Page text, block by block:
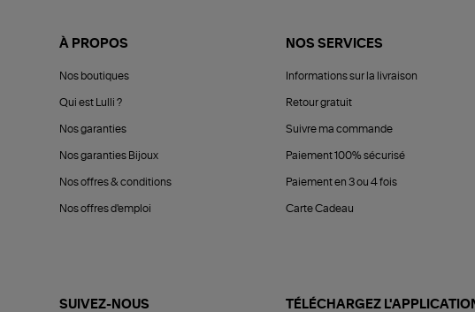
À PROPOS
Nos boutiques
Qui est Lulli ?
Nos garanties
Nos garanties Bijoux
Nos offres & conditions
Nos offres d'emploi
NOS SERVICES
Informations sur la livraison
Retour gratuit
Suivre ma commande
Paiement 100% sécurisé
Paiement en 3 ou 4 fois
Carte Cadeau
SUIVEZ-NOUS TÉLÉCHARGEZ